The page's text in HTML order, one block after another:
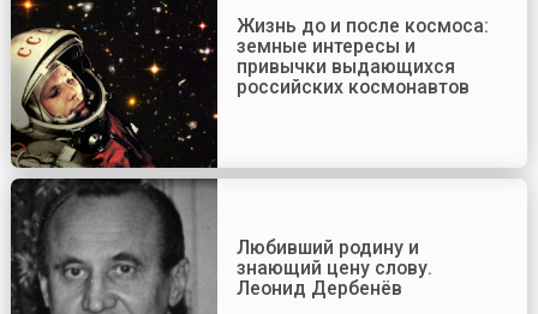
Жизнь до и после космоса:
земные интересы и
привычки выдающихся
российских космонавтов
Любивший родину и
знающий цену слову.
Леонид Дербенёв